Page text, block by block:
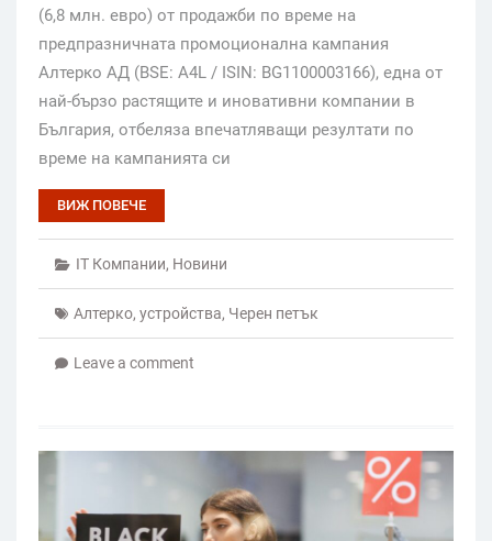
(6,8 млн. евро) от продажби по време на
предпразничната промоционална кампания
Алтерко АД (BSE: A4L / ISIN: BG1100003166), една от
най-бързо растящите и иновативни компании в
България, отбеляза впечатляващи резултати по
време на кампанията си
ВИЖ ПОВЕЧЕ
IT Компании, Новини
Алтерко, устройства, Черен петък
Leave a comment